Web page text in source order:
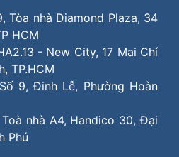
Tòa nhà Diamond Plaza, 34
HCM
- New City, 17 Mai Chí
TP.HCM
9, Đinh Lễ, Phường Hoàn
nhà A4, Handico 30, Đại
Phú